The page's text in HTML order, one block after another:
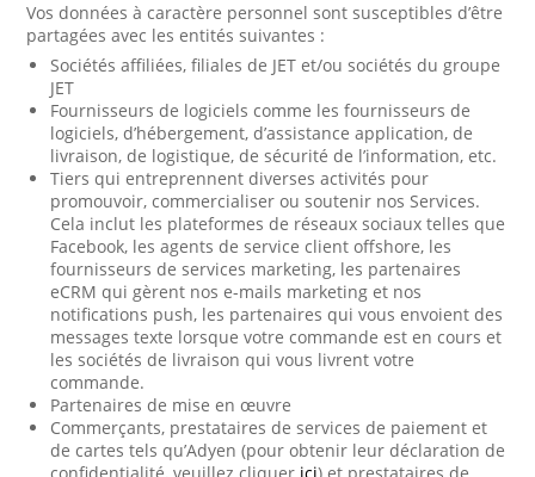
Vos données à caractère personnel sont susceptibles d’être
partagées avec les entités suivantes :
Sociétés affiliées, filiales de JET et/ou sociétés du groupe
JET
Fournisseurs de logiciels comme les fournisseurs de
logiciels, d’hébergement, d’assistance application, de
livraison, de logistique, de sécurité de l’information, etc.
Tiers qui entreprennent diverses activités pour
promouvoir, commercialiser ou soutenir nos Services.
Cela inclut les plateformes de réseaux sociaux telles que
Facebook, les agents de service client offshore, les
fournisseurs de services marketing, les partenaires
eCRM qui gèrent nos e-mails marketing et nos
notifications push, les partenaires qui vous envoient des
messages texte lorsque votre commande est en cours et
les sociétés de livraison qui vous livrent votre
commande.
Partenaires de mise en œuvre
Commerçants, prestataires de services de paiement et
de cartes tels qu’Adyen (pour obtenir leur déclaration de